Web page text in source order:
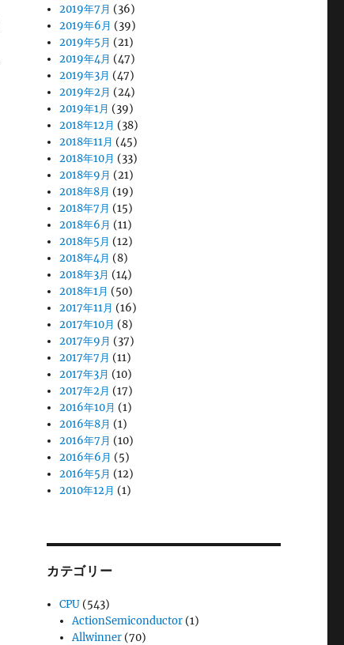
2019年7月 (36)
2019年6月 (39)
2019年5月 (21)
2019年4月 (47)
2019年3月 (47)
2019年2月 (24)
2019年1月 (39)
2018年12月 (38)
2018年11月 (45)
2018年10月 (33)
2018年9月 (21)
2018年8月 (19)
2018年7月 (15)
2018年6月 (11)
2018年5月 (12)
2018年4月 (8)
2018年3月 (14)
2018年1月 (50)
2017年11月 (16)
2017年10月 (8)
2017年9月 (37)
2017年7月 (11)
2017年3月 (10)
2017年2月 (17)
2016年10月 (1)
2016年8月 (1)
2016年7月 (10)
2016年6月 (5)
2016年5月 (12)
2010年12月 (1)
カテゴリー
CPU (543)
ActionSemiconductor (1)
Allwinner (70)